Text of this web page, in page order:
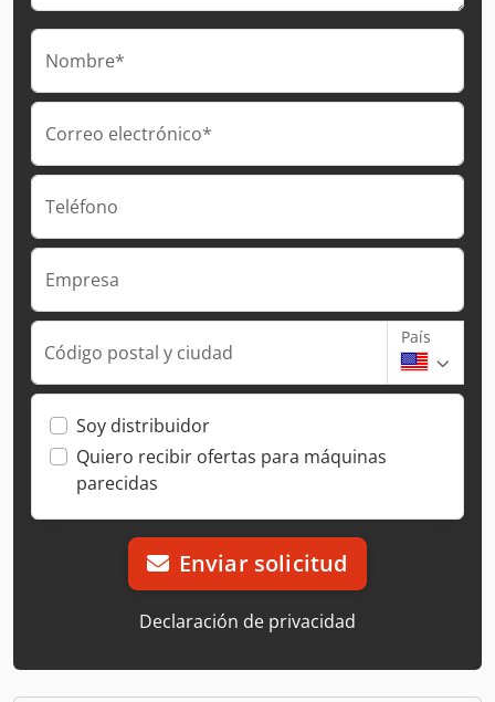
Nombre*
Correo electrónico*
Teléfono
Empresa
Código postal y ciudad
País
Soy distribuidor
Quiero recibir ofertas para máquinas
parecidas
Enviar solicitud
Declaración de privacidad